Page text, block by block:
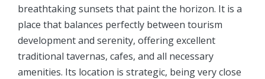
breathtaking sunsets that paint the horizon. It is a
place that balances perfectly between tourism
development and serenity, offering excellent
traditional tavernas, cafes, and all necessary
amenities. Its location is strategic, being very close